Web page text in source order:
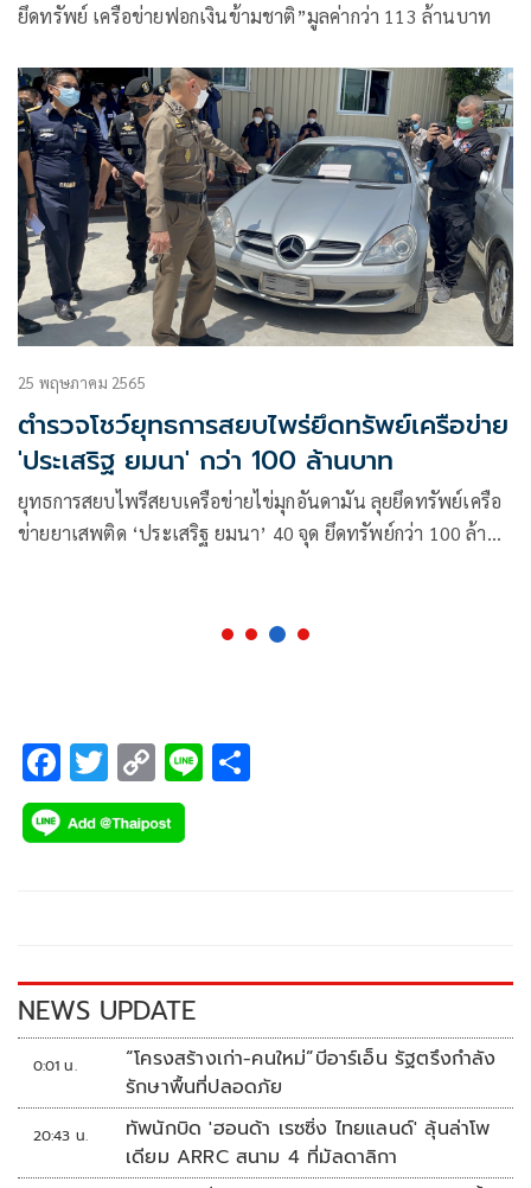
ยึดทรัพย์ เครือข่ายฟอกเงินข้ามชาติ”มูลค่ากว่า 113 ล้านบาท
25 พฤษภาคม 2565
ตำรวจโชว์ยุทธการสยบไพร่ยึดทรัพย์เครือข่าย
'ประเสริฐ ยมนา' กว่า 100 ล้านบาท
ยุทธการสยบไพรีสยบเครือข่ายไข่มุกอันดามัน ลุยยึดทรัพย์เครือ
ข่ายยาเสพติด ‘ประเสริฐ ยมนา’ 40 จุด ยึดทรัพย์กว่า 100 ล้าน
F
ac
e
k
T
wi
tt
C
o
p
k
Li
NEWS UPDATE
0:01 น.
“โครงสร้างเก่า-คนใหม่”บีอาร์เอ็น รัฐตรึงกำลัง
รักษาพื้นที่ปลอดภัย
20:43 น.
ทัพนักบิด 'ฮอนด้า เรซซิ่ง ไทยแลนด์' ลุ้นล่าโพ
เดียม ARRC สนาม 4 ที่มัลดาลิกา